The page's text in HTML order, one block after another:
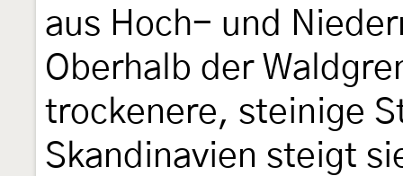
aus Hoch- und
Oberhalb der
trockenere, steinige
Skandinavien steigt